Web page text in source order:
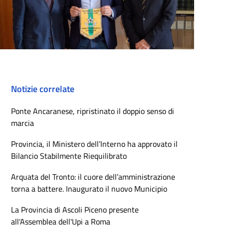
Notizie correlate
Ponte Ancaranese, ripristinato il doppio senso di
marcia
Provincia, il Ministero dell’Interno ha approvato il
Bilancio Stabilmente Riequilibrato
Arquata del Tronto: il cuore dell’amministrazione
torna a battere. Inaugurato il nuovo Municipio
La Provincia di Ascoli Piceno presente
all'Assemblea dell'Upi a Roma